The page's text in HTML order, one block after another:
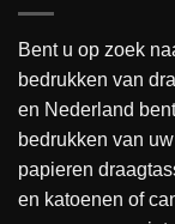
Bent u op zoek
bedrukken van
en Nederland
bedrukken van
papieren
en katoenen of